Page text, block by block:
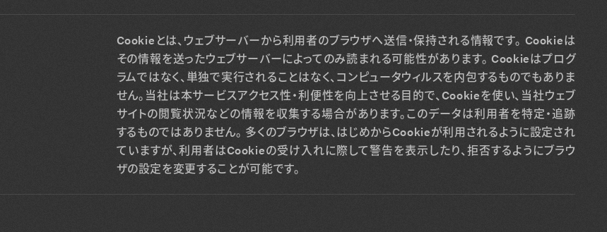
Cookieとは、ウェブサーバーから利用者のブラウザへ送信・保持される情報です。 Cookieは
その情報を送ったウェブサーバーによってのみ読まれる可能性があります。 Cookieはプログ
ラムではなく、単独で実行されることはなく、コンピュータウィルスを内包するものでもありま
せん。当社は本サービスアクセス性・利便性を向上させる目的で、Cookieを使い、当社ウェブ
サイトの閲覧状況などの情報を収集する場合があります。このデータは利用者を特定・追跡
するものではありません。 多くのブラウザは、はじめからCookieが利用されるように設定され
ていますが、利用者はCookieの受け入れに際して警告を表示したり、拒否するようにブラウ
ザの設定を変更することが可能です。